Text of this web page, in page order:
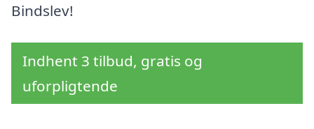
Bindslev!
Indhent 3 tilbud, gratis og
uforpligtende